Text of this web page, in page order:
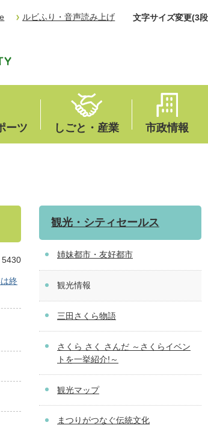
ルビふり・音声読み上げ 文字サイズ変更(3
ーツ しごと・産業 市政情報
5430
終
観光・シティセールス
姉妹都市・友好都市
観光情報
三田さくら物語
さくら さく さんだ ～さくらイベン
トを一挙紹介!～
観光マップ
まつりがつなぐ伝統文化